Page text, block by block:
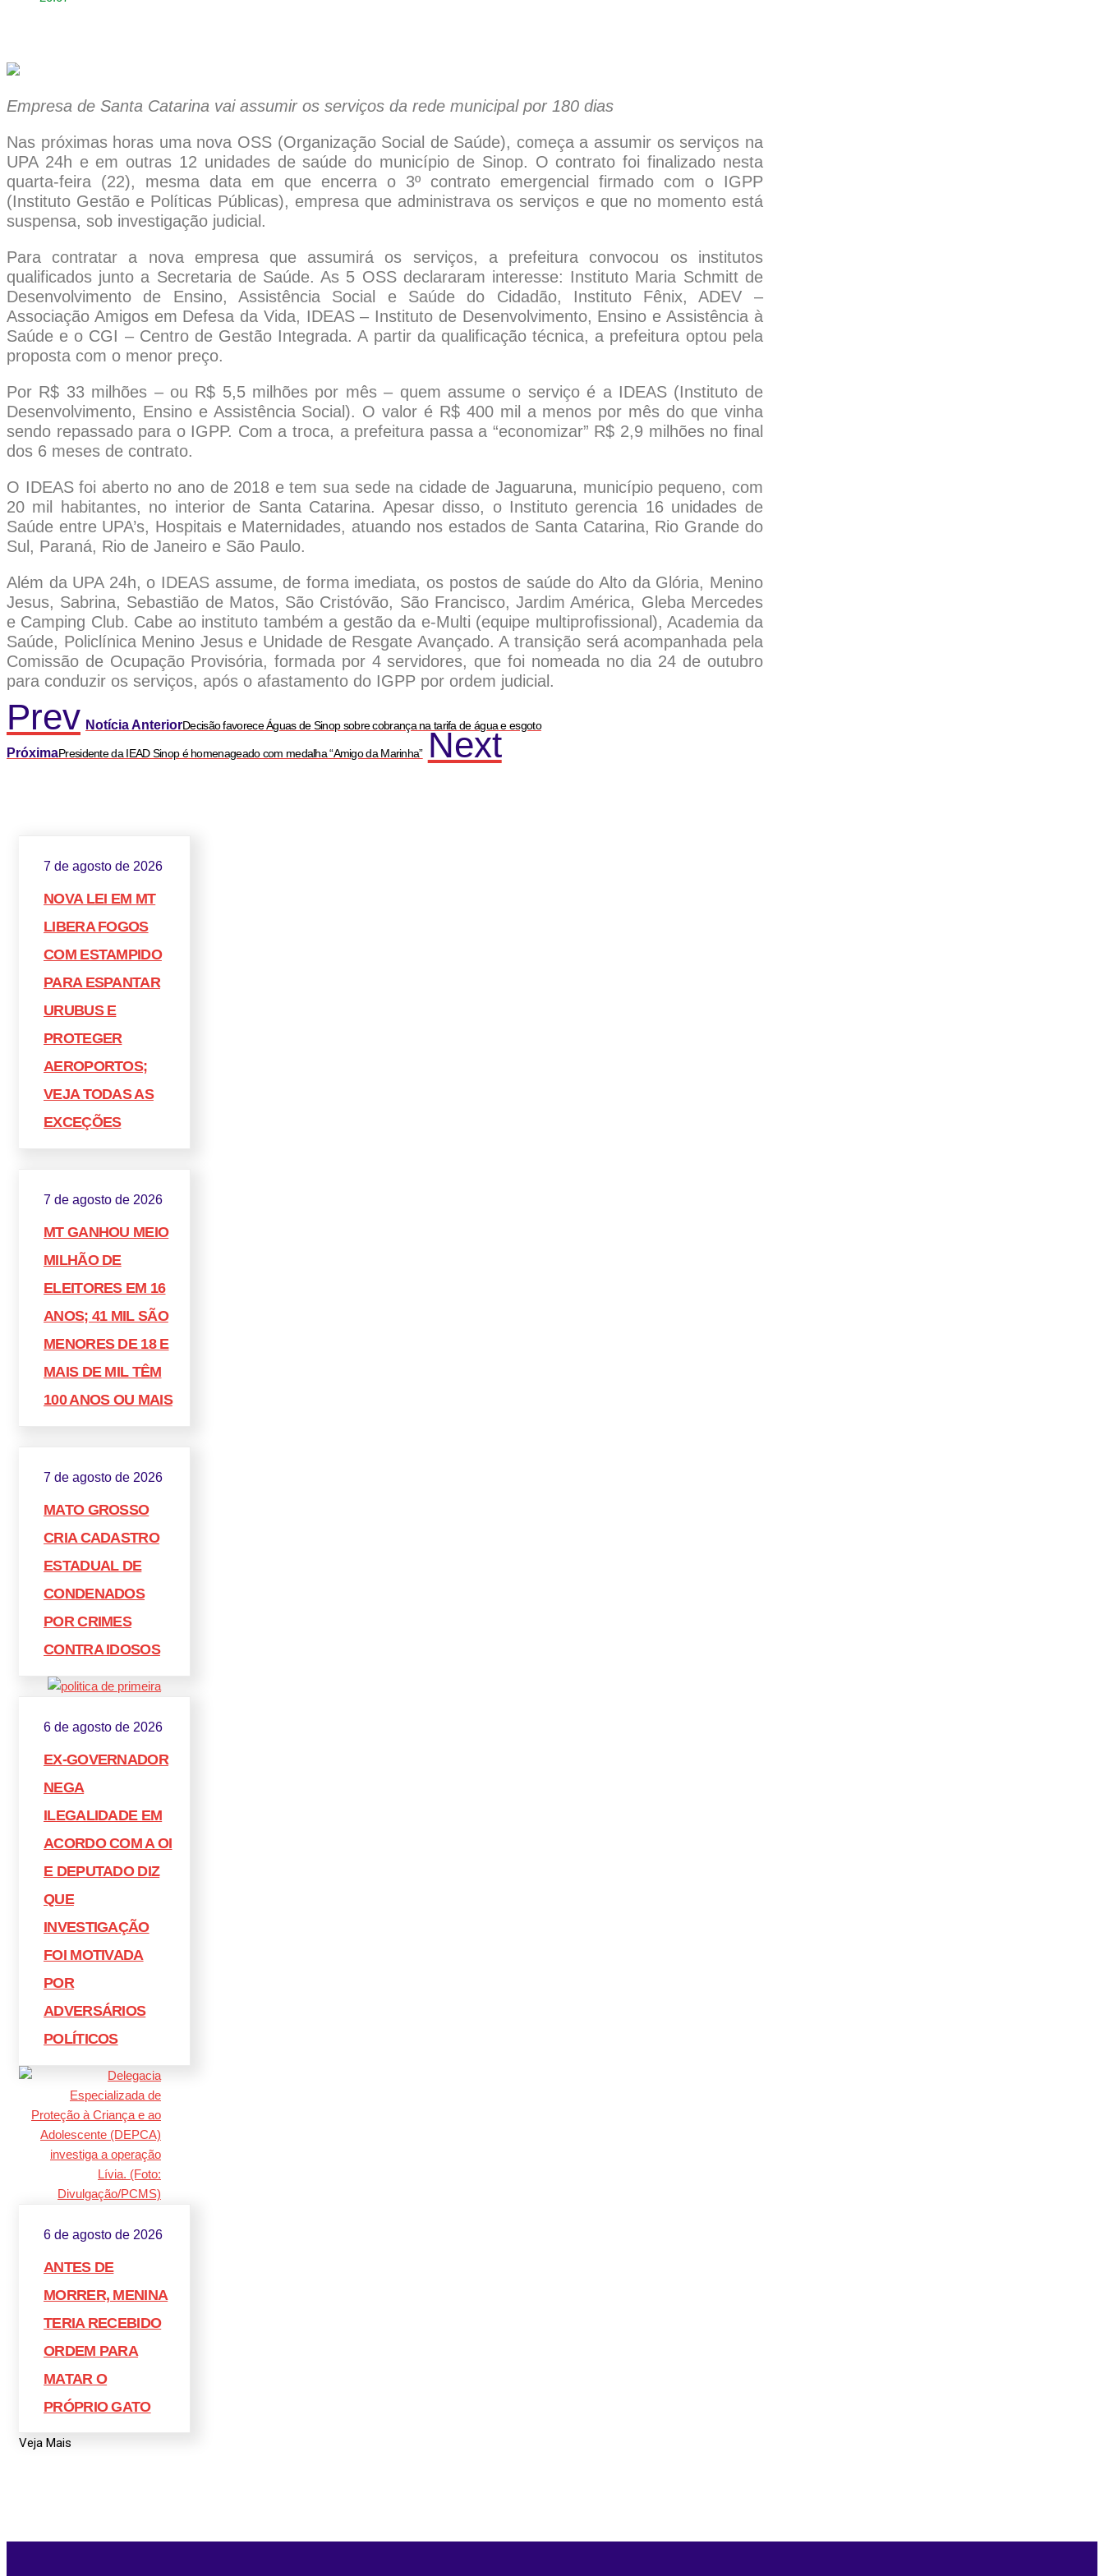
Empresa de Santa Catarina vai assumir os serviços da rede municipal por 180 dias
Nas próximas horas uma nova OSS (Organização Social de Saúde), começa a assumir os serviços na
UPA 24h e em outras 12 unidades de saúde do município de Sinop. O contrato foi finalizado nesta
quarta-feira (22), mesma data em que encerra o 3º contrato emergencial firmado com o IGPP
(Instituto Gestão e Políticas Públicas), empresa que administrava os serviços e que no momento está
suspensa, sob investigação judicial.
Para contratar a nova empresa que assumirá os serviços, a prefeitura convocou os institutos
qualificados junto a Secretaria de Saúde. As 5 OSS declararam interesse: Instituto Maria Schmitt de
Desenvolvimento de Ensino, Assistência Social e Saúde do Cidadão, Instituto Fênix, ADEV –
Associação Amigos em Defesa da Vida, IDEAS – Instituto de Desenvolvimento, Ensino e Assistência à
Saúde e o CGI – Centro de Gestão Integrada. A partir da qualificação técnica, a prefeitura optou pela
proposta com o menor preço.
Por R$ 33 milhões – ou R$ 5,5 milhões por mês – quem assume o serviço é a IDEAS (Instituto de
Desenvolvimento, Ensino e Assistência Social). O valor é R$ 400 mil a menos por mês do que vinha
sendo repassado para o IGPP. Com a troca, a prefeitura passa a “economizar” R$ 2,9 milhões no final
dos 6 meses de contrato.
O IDEAS foi aberto no ano de 2018 e tem sua sede na cidade de Jaguaruna, município pequeno, com
20 mil habitantes, no interior de Santa Catarina. Apesar disso, o Instituto gerencia 16 unidades de
Saúde entre UPA’s, Hospitais e Maternidades, atuando nos estados de Santa Catarina, Rio Grande do
Sul, Paraná, Rio de Janeiro e São Paulo.
Além da UPA 24h, o IDEAS assume, de forma imediata, os postos de saúde do Alto da Glória, Menino
Jesus, Sabrina, Sebastião de Matos, São Cristóvão, São Francisco, Jardim América, Gleba Mercedes
e Camping Club. Cabe ao instituto também a gestão da e-Multi (equipe multiprofissional), Academia da
Saúde, Policlínica Menino Jesus e Unidade de Resgate Avançado. A transição será acompanhada pela
Comissão de Ocupação Provisória, formada por 4 servidores, que foi nomeada no dia 24 de outubro
para conduzir os serviços, após o afastamento do IGPP por ordem judicial.
Prev Notícia AnteriorDecisão favorece Águas de Sinop sobre cobrança na tarifa de água e esgoto
PróximaPresidente da IEAD Sinop é homenageado com medalha “Amigo da Marinha” Next
7 de agosto de 2026
NOVA LEI EM MT
LIBERA FOGOS
COM ESTAMPIDO
PARA ESPANTAR
URUBUS E
PROTEGER
AEROPORTOS;
VEJA TODAS AS
EXCEÇÕES
7 de agosto de 2026
MT GANHOU MEIO
MILHÃO DE
ELEITORES EM 16
ANOS; 41 MIL SÃO
MENORES DE 18 E
MAIS DE MIL TÊM
100 ANOS OU MAIS
7 de agosto de 2026
MATO GROSSO
CRIA CADASTRO
ESTADUAL DE
CONDENADOS
POR CRIMES
CONTRA IDOSOS
6 de agosto de 2026
EX-GOVERNADOR
NEGA
ILEGALIDADE EM
ACORDO COM A OI
E DEPUTADO DIZ
QUE
INVESTIGAÇÃO
FOI MOTIVADA
POR
ADVERSÁRIOS
POLÍTICOS
6 de agosto de 2026
ANTES DE
MORRER, MENINA
TERIA RECEBIDO
ORDEM PARA
MATAR O
PRÓPRIO GATO
Veja Mais